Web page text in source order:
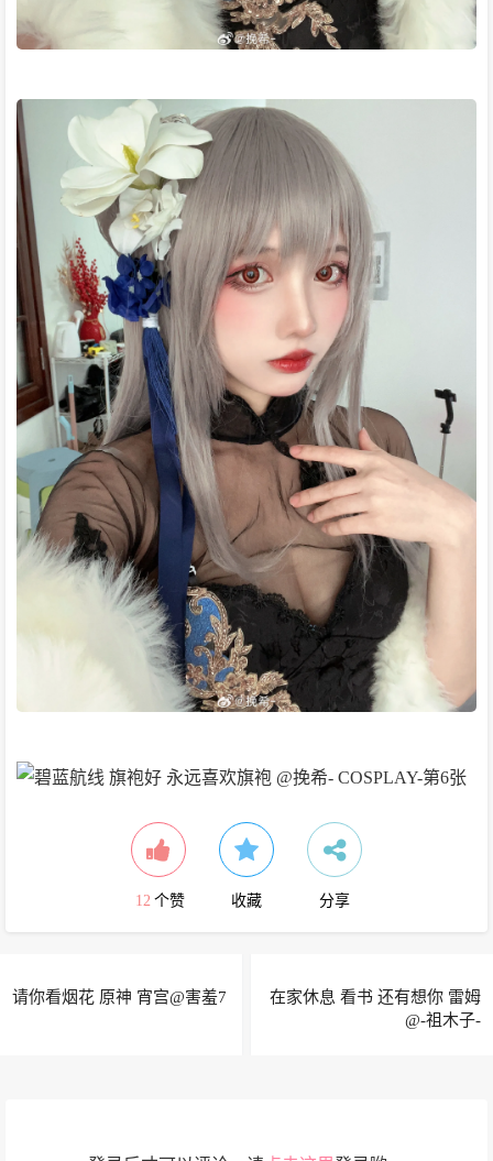
12 个赞 收藏 分享
请你看烟花 原神 宵宫@害羞7
在家休息 看书 还有想你 雷姆
@-祖木子-